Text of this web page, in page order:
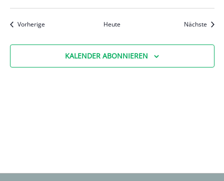
VorherigeVeranstaltungen Heute Nächste
KALENDER ABONNIEREN